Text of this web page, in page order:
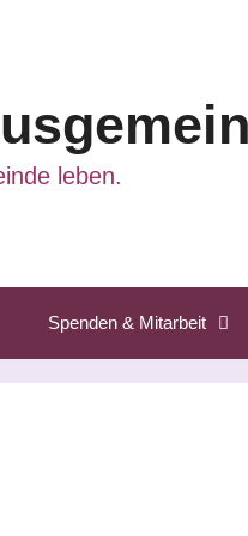
leben.
Spenden & Mitarbeit